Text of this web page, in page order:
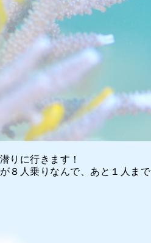
りに行きます！
８人乗りなんで、あと１人まで